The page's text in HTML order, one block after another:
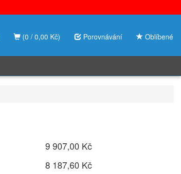
(0 / 0,00 Kč) Porovnávání Oblíbené
9 907,00 Kč
8 187,60 Kč